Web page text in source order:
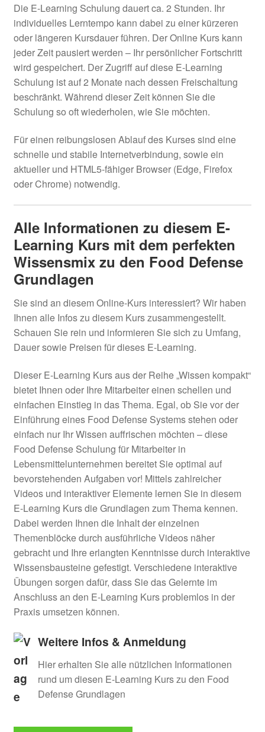
Die E-Learning Schulung dauert ca. 2 Stunden. Ihr
individuelles Lerntempo kann dabei zu einer kürzeren
oder längeren Kursdauer führen. Der Online Kurs kann
jeder Zeit pausiert werden – Ihr persönlicher Fortschritt
wird gespeichert. Der Zugriff auf diese E-Learning
Schulung ist auf 2 Monate nach dessen Freischaltung
beschränkt. Während dieser Zeit können Sie die
Schulung so oft wiederholen, wie Sie möchten.
Für einen reibungslosen Ablauf des Kurses sind eine
schnelle und stabile Internetverbindung, sowie ein
aktueller und HTML5-fähiger Browser (Edge, Firefox
oder Chrome) notwendig.
Alle Informationen zu diesem E-
Learning Kurs mit dem perfekten
Wissensmix zu den Food Defense
Grundlagen
Sie sind an diesem Online-Kurs interessiert? Wir haben
Ihnen alle Infos zu diesem Kurs zusammengestellt.
Schauen Sie rein und informieren Sie sich zu Umfang,
Dauer sowie Preisen für dieses E-Learning.
Dieser E-Learning Kurs aus der Reihe „Wissen kompakt“
bietet Ihnen oder Ihre Mitarbeiter einen schellen und
einfachen Einstieg in das Thema. Egal, ob Sie vor der
Einführung eines Food Defense Systems stehen oder
einfach nur Ihr Wissen auffrischen möchten – diese
Food Defense Schulung für Mitarbeiter in
Lebensmittelunternehmen bereitet Sie optimal auf
bevorstehenden Aufgaben vor! Mittels zahlreicher
Videos und interaktiver Elemente lernen Sie in diesem
E-Learning Kurs die Grundlagen zum Thema kennen.
Dabei werden Ihnen die Inhalt der einzelnen
Themenblöcke durch ausführliche Videos näher
gebracht und Ihre erlangten Kenntnisse durch interaktive
Wissensbausteine gefestigt. Verschiedene interaktive
Übungen sorgen dafür, dass Sie das Gelernte im
Anschluss an den E-Learning Kurs problemlos in der
Praxis umsetzen können.
Weitere Infos & Anmeldung
Hier erhalten Sie alle nützlichen Informationen
rund um diesen E-Learning Kurs zu den Food
Defense Grundlagen